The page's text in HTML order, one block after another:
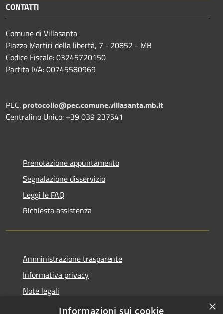
CONTATTI
Comune di Villasanta
Piazza Martiri della libertà, 7 - 20852 - MB
Codice Fiscale: 03245720150
Partita IVA: 00745580969
PEC: protocollo@pec.comune.villasanta.mb.it
Centralino Unico: +39 039 237541
Prenotazione appuntamento
Segnalazione disservizio
Leggi le FAQ
Richiesta assistenza
Amministrazione trasparente
Informativa privacy
Note legali
Dichiarazione di accessibilità
×
Informazioni sui cookie